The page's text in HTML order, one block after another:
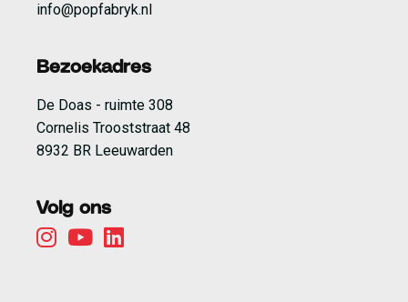
info@popfabryk.nl
Bezoekadres
De Doas - ruimte 308
Cornelis Trooststraat 48
8932 BR Leeuwarden
Volg ons